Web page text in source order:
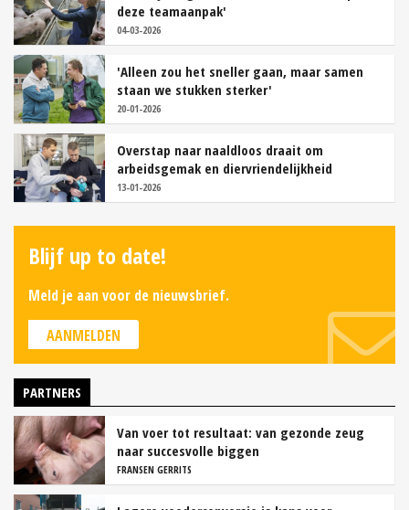
deze teamaanpak'
04-03-2026
'Alleen zou het sneller gaan, maar samen
staan we stukken sterker'
20-01-2026
Overstap naar naaldloos draait om
arbeidsgemak en diervriendelijkheid
13-01-2026
Blijf up to date!
Meld je aan voor de nieuwsbrief.
AANMELDEN
PARTNERS
Van voer tot resultaat: van gezonde zeug
naar succesvolle biggen
FRANSEN GERRITS